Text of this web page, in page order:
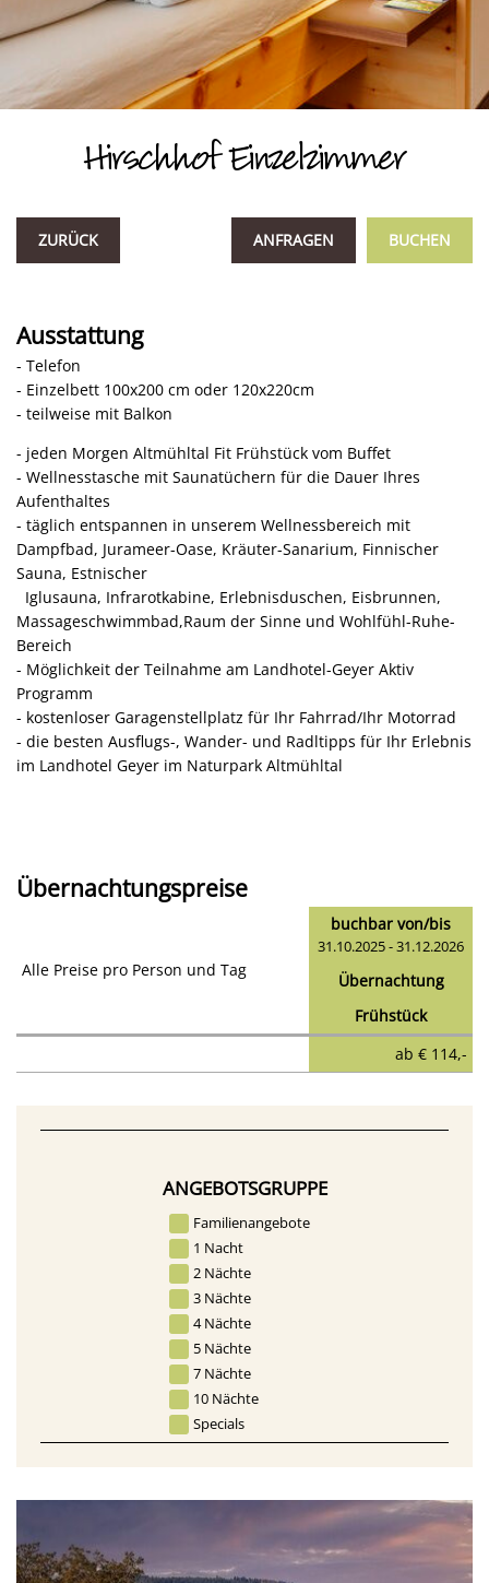
Hirschhof Einzelzimmer
ZURÜCK BUCHEN
ANFRAGEN
Ausstattung
- Telefon
- Einzelbett 100x200 cm oder 120x220cm
- teilweise mit Balkon
- jeden Morgen Altmühltal Fit Frühstück vom Buffet
- Wellnesstasche mit Saunatüchern für die Dauer Ihres
Aufenthaltes
- täglich entspannen in unserem Wellnessbereich mit
Dampfbad, Jurameer-Oase, Kräuter-Sanarium, Finnischer
Sauna, Estnischer
Iglusauna, Infrarotkabine, Erlebnisduschen, Eisbrunnen,
Massageschwimmbad,Raum der Sinne und Wohlfühl-Ruhe-
Bereich
- Möglichkeit der Teilnahme am Landhotel-Geyer Aktiv
Programm
- kostenloser Garagenstellplatz für Ihr Fahrrad/Ihr Motorrad
- die besten Ausflugs-, Wander- und Radltipps für Ihr Erlebnis
im Landhotel Geyer im Naturpark Altmühltal
Übernachtungspreise
Alle Preise pro Person und Tag
buchbar von/bis
31.10.2025 - 31.12.2026
Übernachtung
Frühstück
ab € 114,-
ANGEBOTSGRUPPE
Familienangebote
1 Nacht
2 Nächte
3 Nächte
4 Nächte
5 Nächte
7 Nächte
10 Nächte
Specials